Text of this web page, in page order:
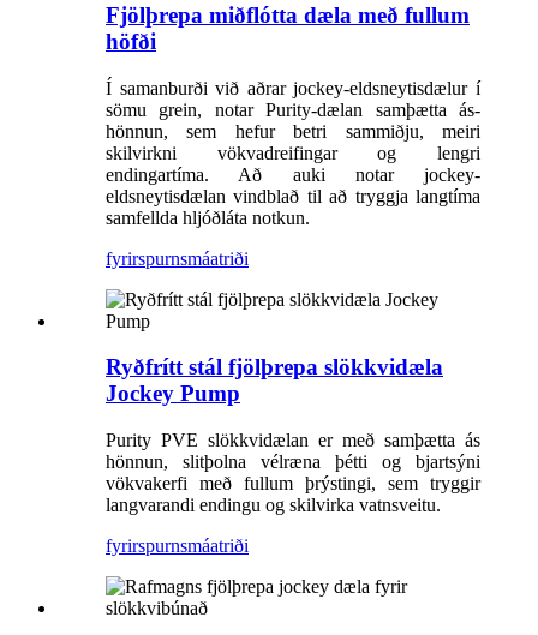
Fjölþrepa miðflótta dæla með fullum
höfði
Í samanburði við aðrar jockey-eldsneytisdælur í
sömu grein, notar Purity-dælan samþætta ás-
hönnun, sem hefur betri sammiðju, meiri
skilvirkni vökvadreifingar og lengri
endingartíma. Að auki notar jockey-
eldsneytisdælan vindblað til að tryggja langtíma
samfellda hljóðláta notkun.
fyrirspurnsmáatriði
Ryðfrítt stál fjölþrepa slökkvidæla
Jockey Pump
Purity PVE slökkvidælan er með samþætta ás
hönnun, slitþolna vélræna þétti og bjartsýni
vökvakerfi með fullum þrýstingi, sem tryggir
langvarandi endingu og skilvirka vatnsveitu.
fyrirspurnsmáatriði